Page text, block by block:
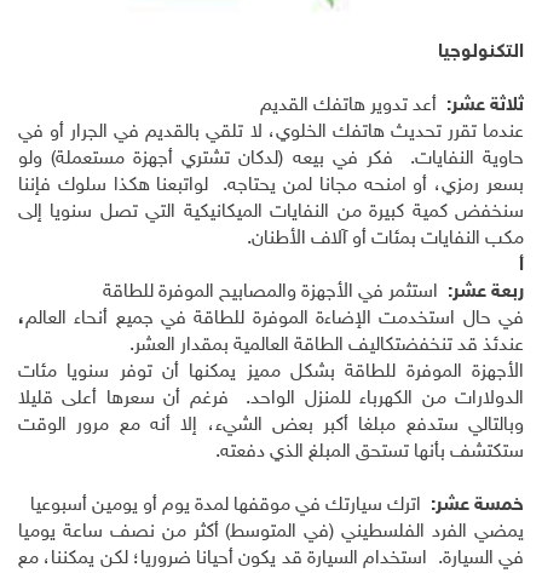
التكنولوجيا
ثلاثة عشر: أعد تدوير هاتفك القديم
عندما تقرر تحديث هاتفك الخلوي، لا تلقي بالقديم في الجرار أو في
حاوية النفايات. فكر في بيعه (لدكان تشتري أجهزة مستعملة) ولو
بسعر رمزي، أو امنحه مجانا لمن يحتاجه. لواتبعنا هكذا سلوك فإننا
سنخفض كمية كبيرة من النفايات الميكانيكية التي تصل سنويا إلى
مكب النفايات بمئات أو آلاف الأطنان.
أ
ربعة عشر: استثمر في الأجهزة والمصابيح الموفرة للطاقة
في حال استخدمت الإضاءة الموفرة للطاقة في جميع أنحاء العالم،
عندئذ قد تنخفضتكاليف الطاقة العالمية بمقدار العشر.
الأجهزة الموفرة للطاقة بشكل مميز يمكنها أن توفر سنويا مئات
الدولارات من الكهرباء للمنزل الواحد. فرغم أن سعرها أعلى قليلا
وبالتالي ستدفع مبلغا أكبر بعض الشيء، إلا أنه مع مرور الوقت
ستكتشف بأنها تستحق المبلغ الذي دفعته.
خمسة عشر: اترك سيارتك في موقفها لمدة يوم أو يومين أسبوعيا
يمضي الفرد الفلسطيني (في المتوسط) أكثر من نصف ساعة يوميا
في السيارة. استخدام السيارة قد يكون أحيانا ضروريا؛ لكن يمكننا، مع